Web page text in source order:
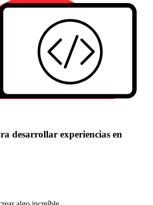
desarrollar experiencias en